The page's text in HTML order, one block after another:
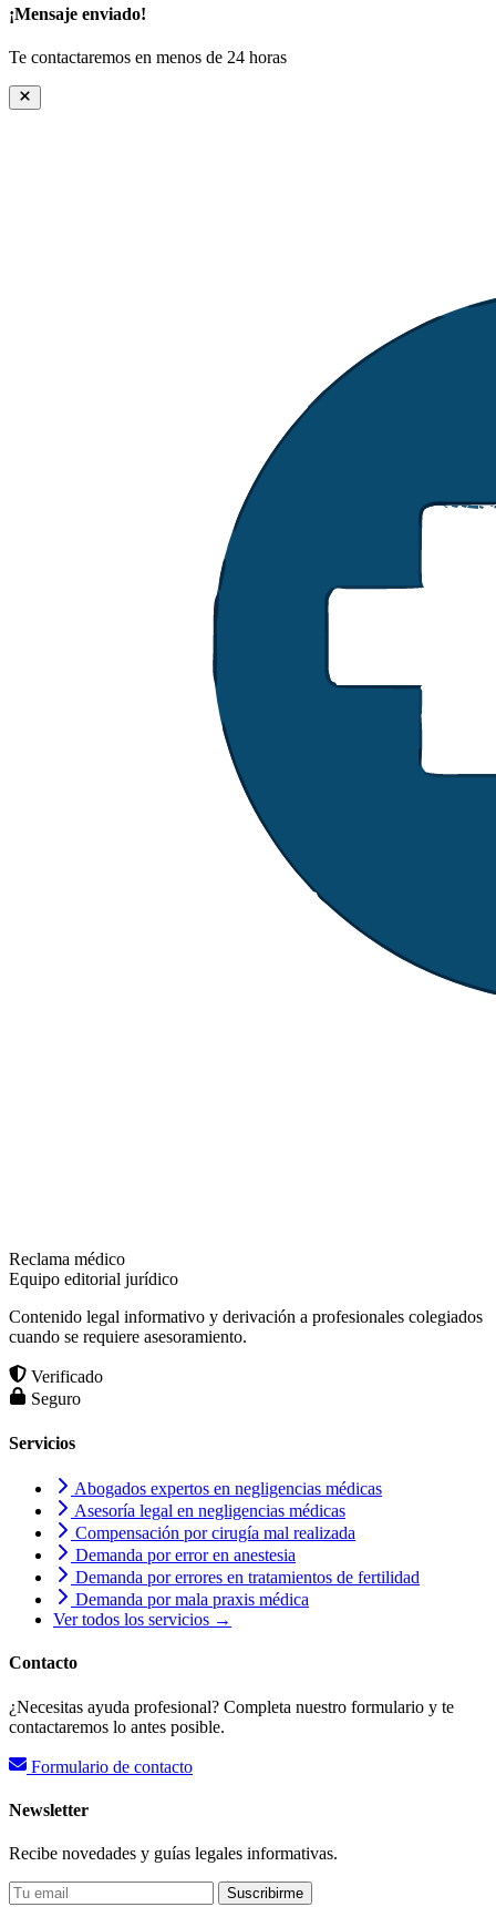
¡Mensaje enviado!
Te contactaremos en menos de 24 horas
Reclama médico
Equipo editorial jurídico
Contenido legal informativo y derivación a profesionales colegiados
cuando se requiere asesoramiento.
Verificado
Seguro
Servicios
Abogados expertos en negligencias médicas
Asesoría legal en negligencias médicas
Compensación por cirugía mal realizada
Demanda por error en anestesia
Demanda por errores en tratamientos de fertilidad
Demanda por mala praxis médica
Ver todos los servicios →
Contacto
¿Necesitas ayuda profesional? Completa nuestro formulario y te
contactaremos lo antes posible.
Formulario de contacto
Newsletter
Recibe novedades y guías legales informativas.
Suscribirme